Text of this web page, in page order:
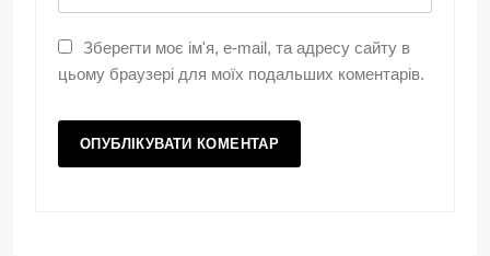
Зберегти моє ім'я, e-mail, та адресу сайту в
цьому браузері для моїх подальших коментарів.